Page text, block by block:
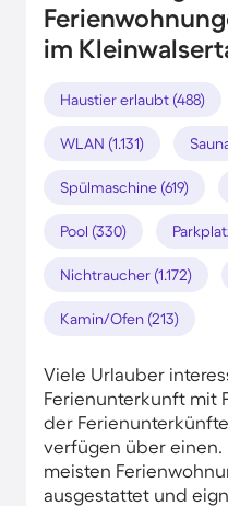
im
Haustier erlaubt (488)
WLAN (1.131)
Spülmaschine (619)
Pool (330)
Nichtraucher (1.172)
Kamin/Ofen (213)
Viele Urlauber
Ferienunterkunft mit
der
verfügen über einen.
meisten
ausgestattet und